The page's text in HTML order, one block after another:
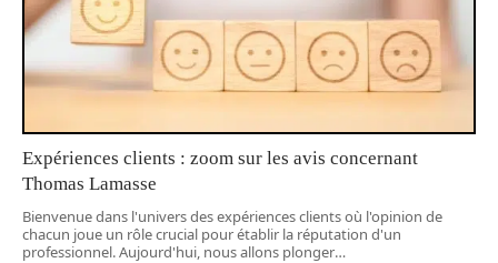
Expériences clients : zoom sur les avis concernant
Thomas Lamasse
Bienvenue dans l'univers des expériences clients où l'opinion de
chacun joue un rôle crucial pour établir la réputation d'un
professionnel. Aujourd'hui, nous allons plonger…